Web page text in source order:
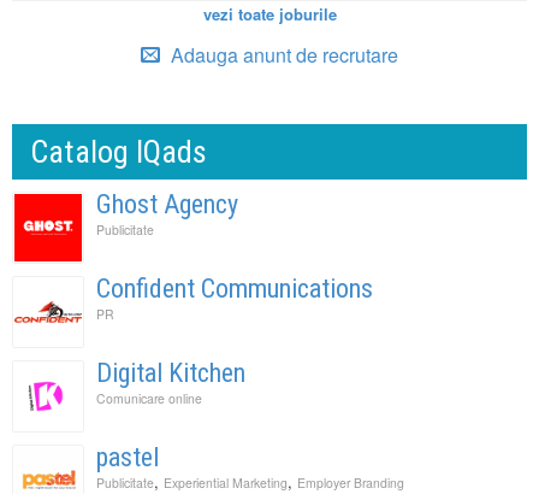
vezi toate joburile
Adauga anunt de recrutare
Catalog IQads
Ghost Agency
Publicitate
Confident Communications
PR
Digital Kitchen
Comunicare online
pastel
Publicitate, Experiential Marketing, Employer Branding